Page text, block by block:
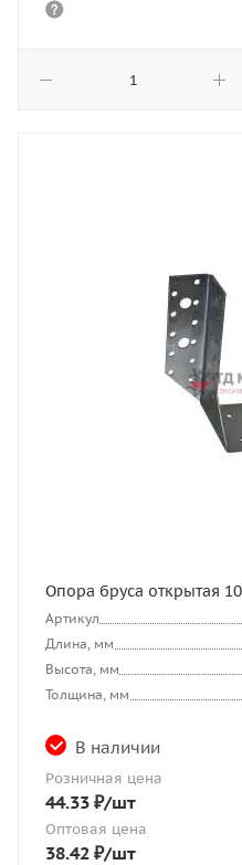
Опора бруса открытая
Артикул
Длина, мм
Высота, мм
Толщина, мм
В наличии
Розничная цена
44.33 ₽/шт
Оптовая цена
38.42 ₽/шт